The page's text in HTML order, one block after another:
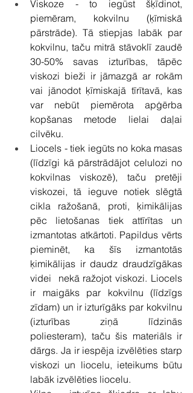
Viskoze - to iegūst šķīdinot,
piemēram, kokvilnu (ķīmiskā
pārstrāde). Tā stiepjas labāk par
kokvilnu, taču mitrā stāvoklī zaudē
30-50% savas izturības, tāpēc
viskozi bieži ir jāmazgā ar rokām
vai jānodot ķīmiskajā tīrītavā, kas
var nebūt piemērota apģērba
kopšanas metode lielai daļai
cilvēku.
Liocels - tiek iegūts no koka masas
(līdzīgi kā pārstrādājot celulozi no
kokvilnas viskozē), taču pretēji
viskozei, tā ieguve notiek slēgtā
cikla ražošanā, proti, ķimikālijas
pēc lietošanas tiek attīrītas un
izmantotas atkārtoti. Papildus vērts
pieminēt, ka šīs izmantotās
ķimikālijas ir daudz draudzīgākas
videi  nekā ražojot viskozi. Liocels
ir maigāks par kokvilnu (līdzīgs
zīdam) un ir izturīgāks par kokvilnu
(izturības ziņā līdzinās
poliesteram), taču šis materiāls ir
dārgs. Ja ir iespēja izvēlēties starp
viskozi un liocelu, ieteikums būtu
labāk izvēlēties liocelu.